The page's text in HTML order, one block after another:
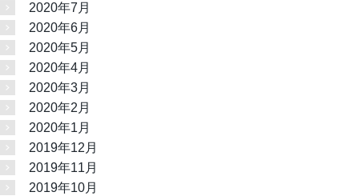
2020年7月
2020年6月
2020年5月
2020年4月
2020年3月
2020年2月
2020年1月
2019年12月
2019年11月
2019年10月